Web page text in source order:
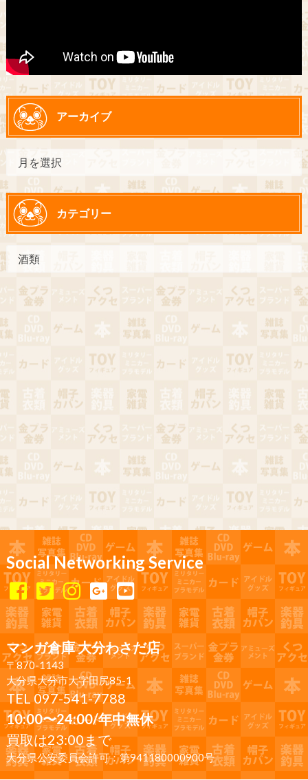
アーカイブ
カテゴリー
Social Networking Service
マンガ倉庫 大分わさだ店
〒870-1143
大分県大分市大字田尻85-1
TEL 097-541-7788
10:00〜24:00/年中無休
買取は23:00まで
大分県公安委員会許可：第941180000900号